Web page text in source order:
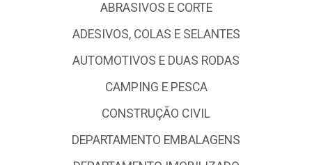
ABRASIVOS E CORTE
ADESIVOS, COLAS E SELANTES
AUTOMOTIVOS E DUAS RODAS
CAMPING E PESCA
CONSTRUÇÃO CIVIL
DEPARTAMENTO EMBALAGENS